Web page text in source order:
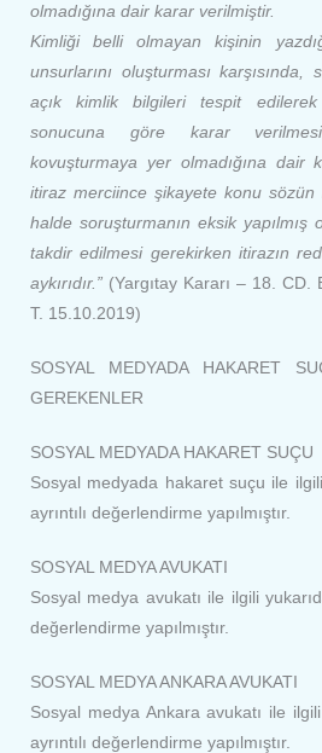
olmadığına dair karar verilmiştir.
Kimliği belli olmayan kişinin
unsurlarını oluşturması karşısında,
açık kimlik bilgileri tespit edilerek
sonucuna göre karar
kovuşturmaya yer olmadığına dair
itiraz merciince şikayete konu sözün
halde soruşturmanın eksik
takdir edilmesi gerekirken itirazın
aykırıdır.” (Yargıtay Kararı – 18.
T. 15.10.2019)
SOSYAL MEDYADA HAKARET
GEREKENLER
SOSYAL MEDYADA HAKARET SUÇU
Sosyal medyada hakaret suçu ile
ayrıntılı değerlendirme yapılmıştır.
SOSYAL MEDYA AVUKATI
Sosyal medya avukatı ile ilgili
değerlendirme yapılmıştır.
SOSYAL MEDYA ANKARA AVUKATI
Sosyal medya Ankara avukatı ile
ayrıntılı değerlendirme yapılmıştır.